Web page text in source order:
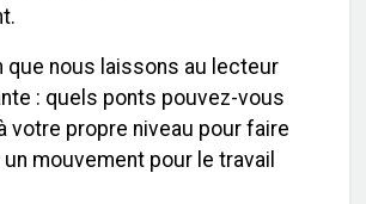
que nous laissons au lecteur
: quels ponts pouvez-vous
votre propre niveau pour faire
mouvement pour le travail